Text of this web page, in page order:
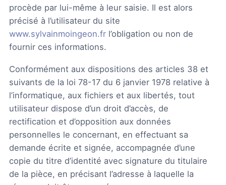
procède par lui-même à leur saisie. Il est alors
précisé à l’utilisateur du site
www.sylvainmoingeon.frl’obligation ou non de
fournir ces informations.
Conformément aux dispositions des articles 38 et
suivants de la loi 78-17 du 6 janvier 1978 relative à
l’informatique, aux fichiers et aux libertés, tout
utilisateur dispose d’un droit d’accès, de
rectification et d’opposition aux données
personnelles le concernant, en effectuant sa
demande écrite et signée, accompagnée d’une
copie du titre d’identité avec signature du titulaire
de la pièce, en précisant l’adresse à laquelle la